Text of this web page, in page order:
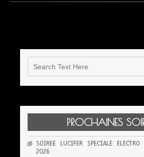
PROCHAINES
SOIREE LUCIFER SPECIALE
2026